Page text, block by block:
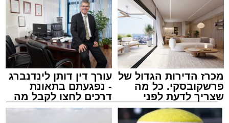
מכרז הדירות הגדול של
פרשקובסקי. כל מה
שצריך לדעת לפני
שמגישים הצעה לדירה
באשדוד
עורך דין דותן לינדנברג
- נפגעתם בתאונת
דרכים לחצו לקבל מה
שמגיע לכם